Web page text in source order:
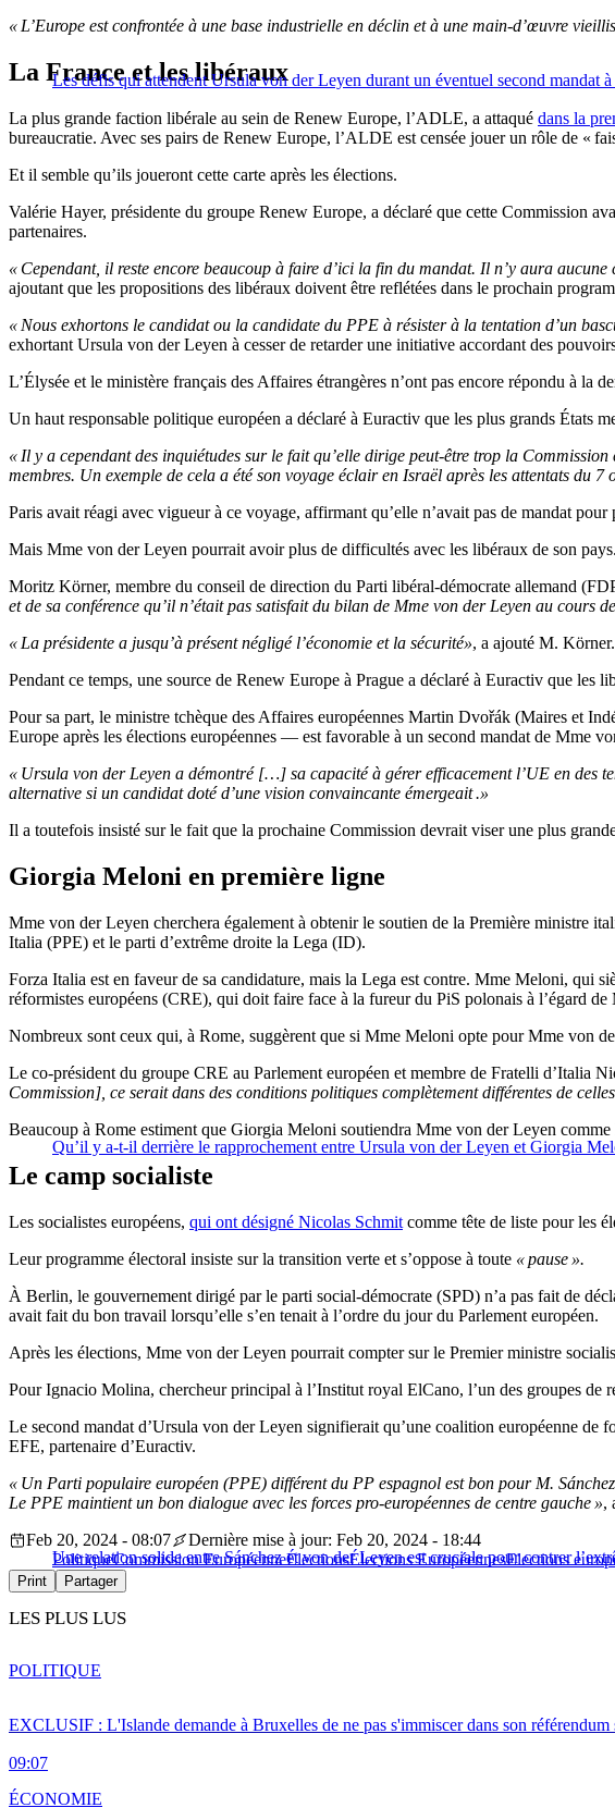
« L’Europe est confrontée à une base industrielle en déclin et à une main-d’œuvre
Les défis qui attendent Ursula von der Leyen durant un éventuel second mandat
La France et les libéraux
La plus grande faction libérale au sein de Renew Europe, l’ADLE, a attaqué dans la
bureaucratie. Avec ses pairs de Renew Europe, l’ALDE est censée jouer un rôle de «
Et il semble qu’ils joueront cette carte après les élections.
Valérie Hayer, présidente du groupe Renew Europe, a déclaré que cette Commission
partenaires.
« Cependant, il reste encore beaucoup à faire d’ici la fin du mandat. Il n’y aura
ajoutant que les propositions des libéraux doivent être reflétées dans le prochain
« Nous exhortons le candidat ou la candidate du PPE à résister à la tentation d’un
exhortant Ursula von der Leyen à cesser de retarder une initiative accordant des
L’Élysée et le ministère français des Affaires étrangères n’ont pas encore répondu à la
Un haut responsable politique européen a déclaré à Euractiv que les plus grands États
« Il y a cependant des inquiétudes sur le fait qu’elle dirige peut-être trop la
membres. Un exemple de cela a été son voyage éclair en Israël après les attentats du 7
Paris avait réagi avec vigueur à ce voyage, affirmant qu’elle n’avait pas de mandat
Mais Mme von der Leyen pourrait avoir plus de difficultés avec les libéraux de son pays.
Moritz Körner, membre du conseil de direction du Parti libéral-démocrate allemand
et de sa conférence qu’il n’était pas satisfait du bilan de Mme von der Leyen au cours
« La présidente a jusqu’à présent négligé l’économie et la sécurité», a ajouté M. Körner.
Pendant ce temps, une source de Renew Europe à Prague a déclaré à Euractiv que les
Pour sa part, le ministre tchèque des Affaires européennes Martin Dvořák (Maires et
Europe après les élections européennes — est favorable à un second mandat de Mme
« Ursula von der Leyen a démontré […] sa capacité à gérer efficacement l’UE en des
alternative si un candidat doté d’une vision convaincante émergeait .»
Il a toutefois insisté sur le fait que la prochaine Commission devrait viser une plus
Giorgia Meloni en première ligne
Mme von der Leyen cherchera également à obtenir le soutien de la Première ministre
Italia (PPE) et le parti d’extrême droite la Lega (ID).
Forza Italia est en faveur de sa candidature, mais la Lega est contre. Mme Meloni, qui
réformistes européens (CRE), qui doit faire face à la fureur du PiS polonais à l’égard
Nombreux sont ceux qui, à Rome, suggèrent que si Mme Meloni opte pour Mme von
Le co-président du groupe CRE au Parlement européen et membre de Fratelli d’Italia
Commission], ce serait dans des conditions politiques complètement différentes de
Qu’il y a-t-il derrière le rapprochement entre Ursula von der Leyen et Giorgia
Beaucoup à Rome estiment que Giorgia Meloni soutiendra Mme von der Leyen
Le camp socialiste
Les socialistes européens, qui ont désigné Nicolas Schmit comme tête de liste pour les
Leur programme électoral insiste sur la transition verte et s’oppose à toute « pause ».
À Berlin, le gouvernement dirigé par le parti social-démocrate (SPD) n’a pas fait de
avait fait du bon travail lorsqu’elle s’en tenait à l’ordre du jour du Parlement européen.
Après les élections, Mme von der Leyen pourrait compter sur le Premier ministre
Pour Ignacio Molina, chercheur principal à l’Institut royal ElCano, l’un des groupes
Le second mandat d’Ursula von der Leyen signifierait qu’une coalition européenne de
EFE, partenaire d’Euractiv.
« Un Parti populaire européen (PPE) différent du PP espagnol est bon pour M.
Le PPE maintient un bon dialogue avec les forces pro-européennes de centre gauche »,
Une relation solide entre Sánchez et von der Leyen est cruciale pour contrer
Feb 20, 2024 - 08:07
Dernière mise à jour: Feb 20, 2024 - 18:44
PolitiqueCommission EuropéenneÉlectionsÉlections EuropéennesElections
Print Partager
LES PLUS LUS
EXCLUSIF : L'Islande demande à Bruxelles de ne pas s'immiscer dans son
09:07
POLITIQUE
ÉCONOMIE